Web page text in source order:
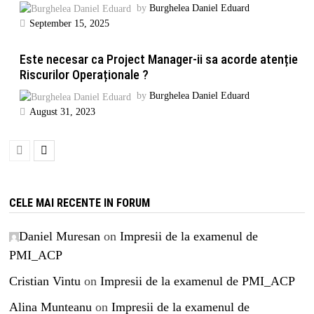
by Burghelea Daniel Eduard
September 15, 2025
Este necesar ca Project Manager-ii sa acorde atenție
Riscurilor Operaționale ?
by Burghelea Daniel Eduard
August 31, 2023
CELE MAI RECENTE IN FORUM
Daniel Muresan on Impresii de la examenul de
PMI_ACP
Cristian Vintu on Impresii de la examenul de PMI_ACP
Alina Munteanu on Impresii de la examenul de